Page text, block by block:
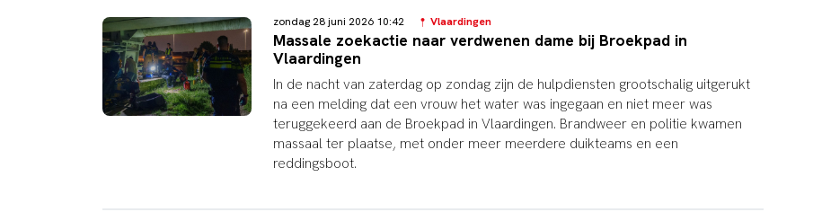
zondag 28 juni 2026 10:42 Vlaardingen
Massale zoekactie naar verdwenen dame bij Broekpad in
Vlaardingen
In de nacht van zaterdag op zondag zijn de hulpdiensten grootschalig uitgerukt
na een melding dat een vrouw het water was ingegaan en niet meer was
teruggekeerd aan de Broekpad in Vlaardingen. Brandweer en politie kwamen
massaal ter plaatse, met onder meer meerdere duikteams en een
reddingsboot.